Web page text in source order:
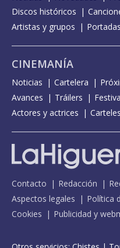
Discos históricos
Artistas y grupos
Portadas
CINEMANÍA
Noticias Cartelera
Avances
Tráilers
Actores y actrices
Carteles
Contacto Redacción
Aspectos legales
Política
Cookies
Publicidad y